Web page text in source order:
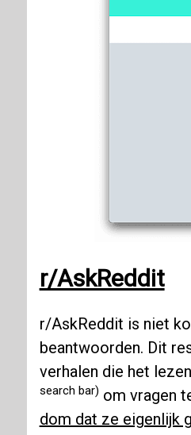
r/AskReddit
r/AskReddit is niet
beantwoorden. Dit
verhalen die het
search bar) om vragen
dom dat ze eigenlijk